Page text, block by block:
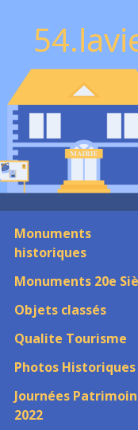
Monuments
historiques
Monuments 20e
Objets classés
Qualite Tourisme
Photos Historiques
Journées
2022